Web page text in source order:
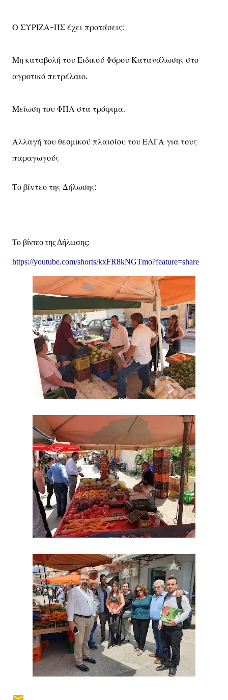
Ο ΣΥΡΙΖΑ-ΠΣ έχει προτάσεις:
Μη καταβολή του Ειδικού Φόρου Κατανάλωσης στο
αγροτικό πετρέλαιο.
Μείωση του ΦΠΑ στα τρόφιμα.
Αλλαγή του θεσμικού πλαισίου του ΕΛΓΑ για τους
παραγωγούς
Το βίντεο της Δήλωσης:
Το βίντεο της Δήλωσης:
https://youtube.com/shorts/kxFR8kNGTmo?feature=share